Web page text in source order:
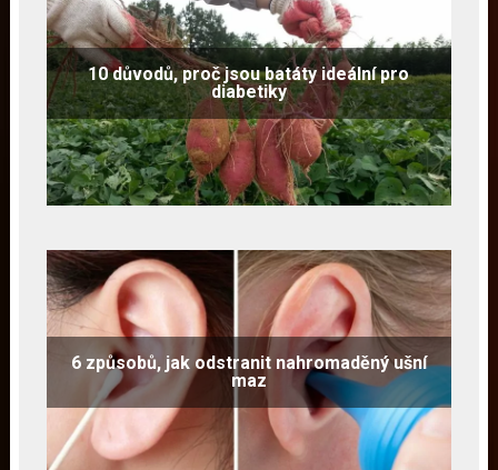
10 důvodů, proč jsou batáty ideální pro
diabetiky
6 způsobů, jak odstranit nahromaděný ušní
maz